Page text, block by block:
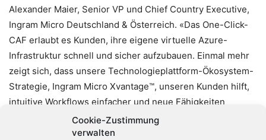
Cookie-Zustimmung
verwalten
Alexander Maier, Senior VP und Chief Country Executive,
Ingram Micro Deutschland & Österreich. «Das One-Click-
CAF erlaubt es Kunden, ihre eigene virtuelle Azure-
Infrastruktur schnell und sicher aufzubauen. Einmal mehr
zeigt sich, dass unsere Technologieplattform-Ökosystem-
Strategie, Ingram Micro Xvantage™, unseren Kunden hilft,
intuitive Workflows einfacher und neue Fähigkeiten
schneller zu nutzen.»